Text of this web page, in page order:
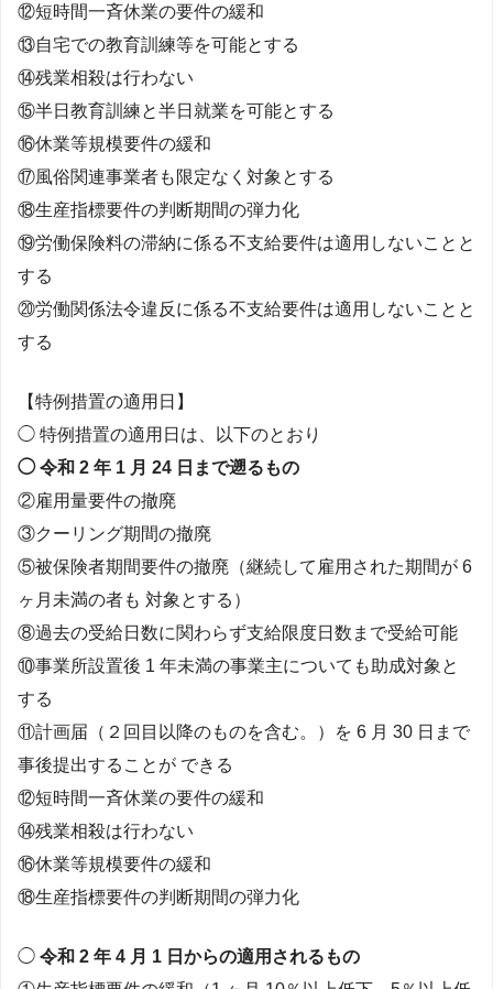
⑫短時間一斉休業の要件の緩和
⑬自宅での教育訓練等を可能とする
⑭残業相殺は行わない
⑮半日教育訓練と半日就業を可能とする
⑯休業等規模要件の緩和
⑰風俗関連事業者も限定なく対象とする
⑱生産指標要件の判断期間の弾力化
⑲労働保険料の滞納に係る不支給要件は適用しないことと
する
⑳労働関係法令違反に係る不支給要件は適用しないことと
する
【特例措置の適用日】
◯ 特例措置の適用日は、以下のとおり
◯ 令和 2 年 1 月 24 日まで遡るもの
②雇用量要件の撤廃
③クーリング期間の撤廃
⑤被保険者期間要件の撤廃（継続して雇用された期間が 6
ヶ月未満の者も 対象とする）
⑧過去の受給日数に関わらず支給限度日数まで受給可能
⑩事業所設置後 1 年未満の事業主についても助成対象と
する
⑪計画届（２回目以降のものを含む。）を 6 月 30 日まで
事後提出することが できる
⑫短時間一斉休業の要件の緩和
⑭残業相殺は行わない
⑯休業等規模要件の緩和
⑱生産指標要件の判断期間の弾力化
◯ 令和 2 年 4 月 1 日からの適用されるもの